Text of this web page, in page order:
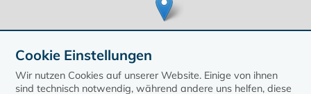
Cookie Einstellungen
Wir nutzen Cookies auf unserer Website. Einige von ihnen
sind technisch notwendig, während andere uns helfen, diese